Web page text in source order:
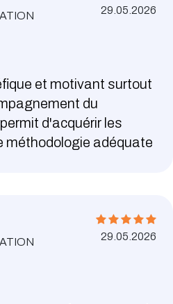
29.05.2026
et motivant surtout
du
d'acquérir les
méthodologie adéquate
29.05.2026